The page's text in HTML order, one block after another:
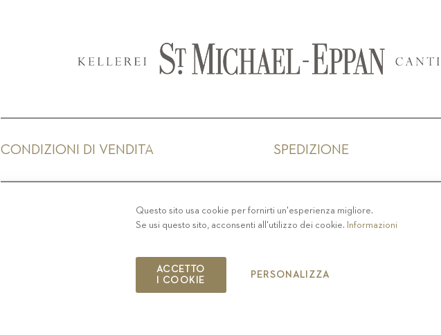
CONDIZIONI DI VENDITA SPEDIZIONE
PRIVACY -COLOPHON -COOKIE POLICY-CODICE ETICO
COPYRIGHT 2019 ST.MICHAEL - EPPAN
Questo sito usa cookie per fornirti un'esperienza migliore.
Se usi questo sito, acconsenti all'utilizzo dei cookie. Informazioni
ACCETTO
I COOKIE
PERSONALIZZA